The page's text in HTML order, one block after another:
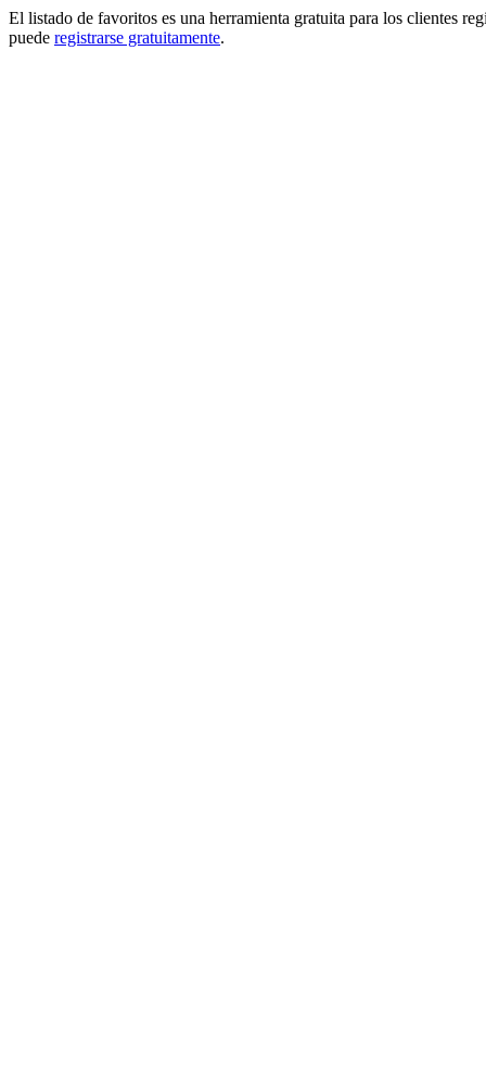
El listado de favoritos es una herramienta gratuita para los clientes
puede registrarse gratuitamente.